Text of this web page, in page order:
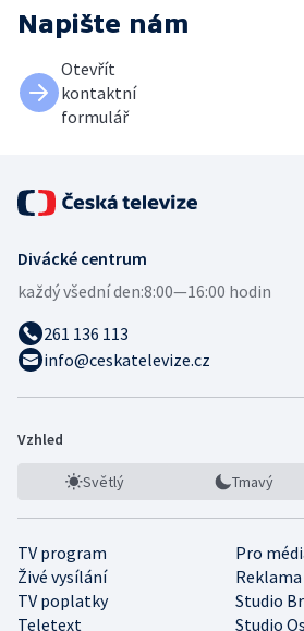
Napište nám
Otevřít
kontaktní
formulář
Divácké centrum
každý všední den:8:00—16:00 hodin
261 136 113
info@ceskatelevize.cz
Vzhled
Světlý Tmavý
TV program
Pro
Živé vysílání
Reklama
TV poplatky
Studio
Teletext
Studio